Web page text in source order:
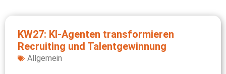
KW27: KI-Agenten transformieren
Recruiting und Talentgewinnung
Allgemein